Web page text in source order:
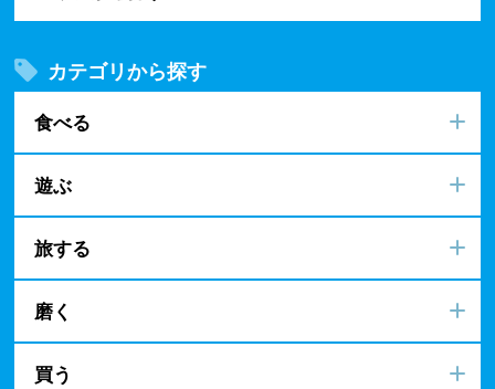
カテゴリから探す
食べる
遊ぶ
旅する
磨く
買う